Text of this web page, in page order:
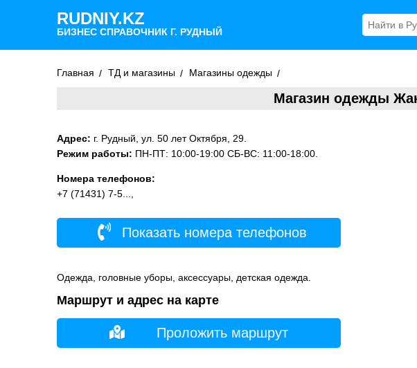
RUDNIY.KZ
БИЗНЕС СПРАВОЧНИК Г. РУДНЫЙ
Главная ТД и магазины Магазины одежды
Магазин одежды
Адрес: г. Рудный, ул. 50 лет Октября, 29.
Режим работы: ПН-ПТ: 10:00-19:00 СБ-ВС: 11:00-18:00.
Номера телефонов:
+7 (71431) 7-5...,
Показать номера телефонов
Одежда, головные уборы, аксессуары, детская одежда.
Маршрут и адрес на карте
Проложить маршрут